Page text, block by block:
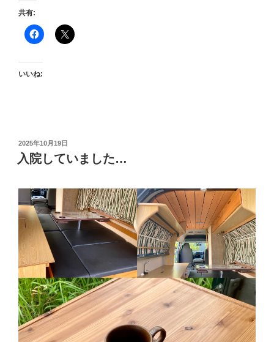
共有:
いいね:
投
稿
日:
2025年10月19日
入院していました…